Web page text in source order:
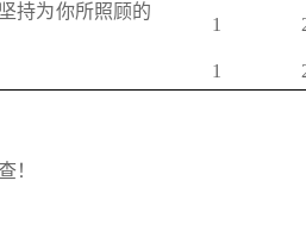
持为你所照顾的
1
1
！